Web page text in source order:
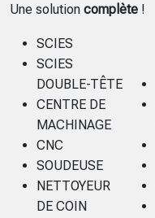
Une solution complète !
SCIES
SCIES
DOUBLE-TÊTE
CENTRE DE
MACHINAGE
CNC
SOUDEUSE
NETTOYEUR
DE COIN